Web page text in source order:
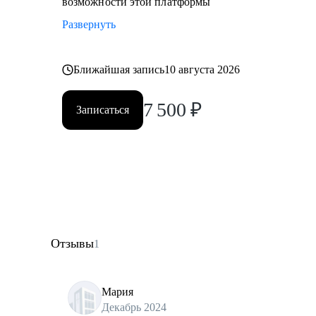
Развернуть
Ближайшая запись10 августа 2026
Записаться 7 500 ₽
Отзывы1
Мария
Декабрь 2024